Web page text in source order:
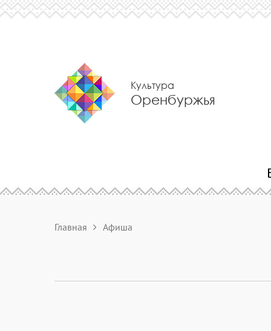
Культура
Оренбуржья
Главная Афиша